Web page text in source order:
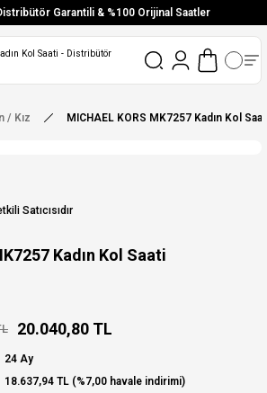
Garantili & %100 Orijinal Saatler
Vade Farksız 6 Taksit
Ücretsiz Kargo
/ Kız MICHAEL KORS MK7257 Kadın Kol
Satıcısıdır
Kadın Kol Saati
20.040,80 TL
24 Ay
18.637,94 TL (%7,00 havale indirimi)